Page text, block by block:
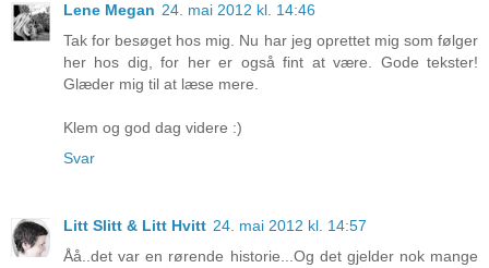
Lene Megan 24. mai 2012 kl. 14:46
Tak for besøget hos mig. Nu har jeg oprettet mig som følger
her hos dig, for her er også fint at være. Gode tekster!
Glæder mig til at læse mere.
Klem og god dag videre :)
Svar
Litt Slitt & Litt Hvitt 24. mai 2012 kl. 14:57
Åå..det var en rørende historie...Og det gjelder nok mange